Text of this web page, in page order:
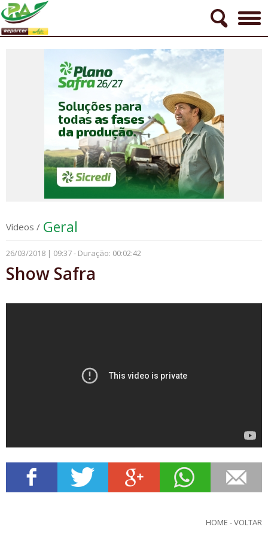
Vídeos / Geral
26/03/2018 | 09:37 - Duração: 00:02:42
Show Safra
HOME -VOLTAR